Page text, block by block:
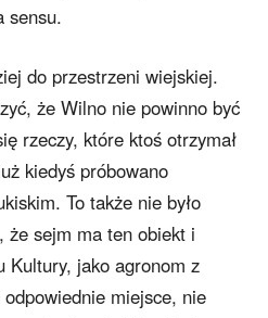
sensu.
do przestrzeni wiejskiej.
że Wilno nie powinno być
rzeczy, które ktoś otrzymał
kiedyś próbowano
To także nie było
że sejm ma ten obiekt i
Kultury, jako agronom z
miejsce, nie